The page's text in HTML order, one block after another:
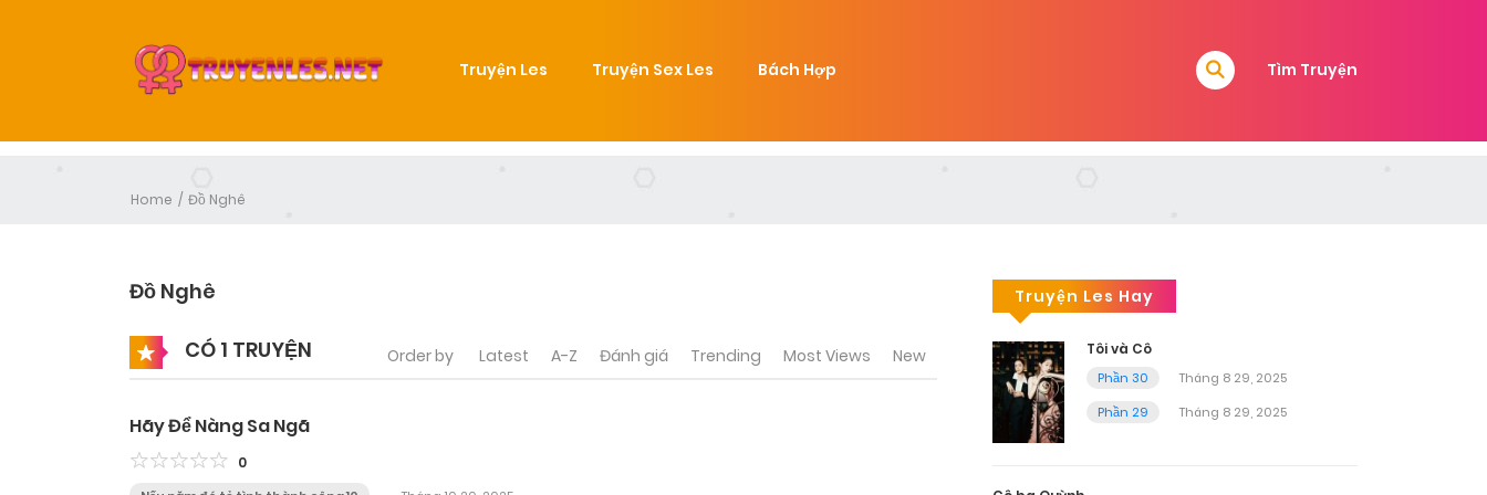
Truyện Les Truyện Sex Les Bách Hợp Tìm Truyện
Home Đồ Nghê
Đồ Nghê
CÓ 1 TRUYỆN Order by Latest A-Z Đánh giá Trending Most Views New
Hãy Để Nàng Sa Ngã
0
Truyện Les Hay
Tôi và Cô
Phần 30
Tháng 8 29, 2025
Phần 29
Tháng 8 29, 2025